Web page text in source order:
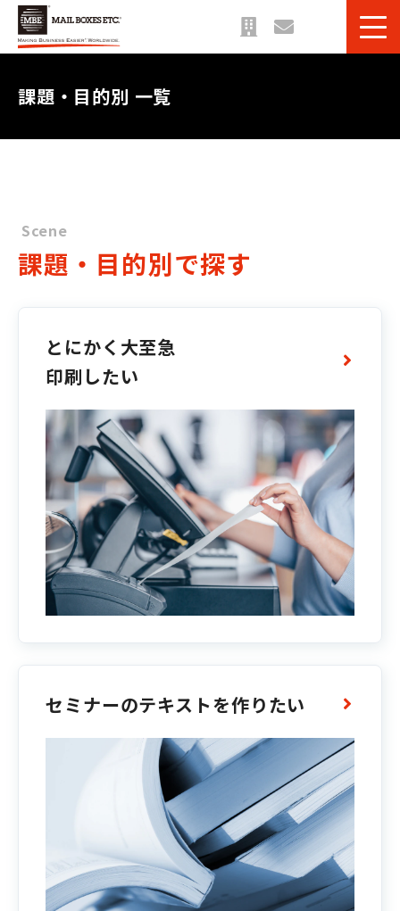
課題・目的別 一覧
課題・目的別 一覧
Scene
課題・目的別で探す
とにかく大至急
印刷したい
セミナーのテキストを作りたい